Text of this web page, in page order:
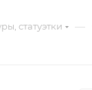
статуэтки —